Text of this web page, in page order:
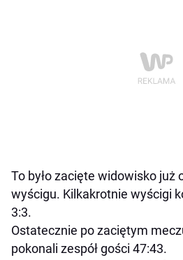
To było zacięte widowisko już
wyścigu. Kilkakrotnie wyścigi
3:3.
Ostatecznie po zaciętym
pokonali zespół gości 47:43.